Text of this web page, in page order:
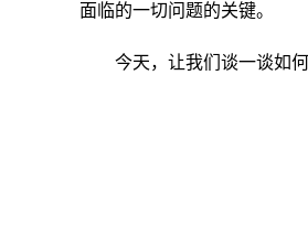
面临的一切问题的关键。
今天，让我们谈一谈如